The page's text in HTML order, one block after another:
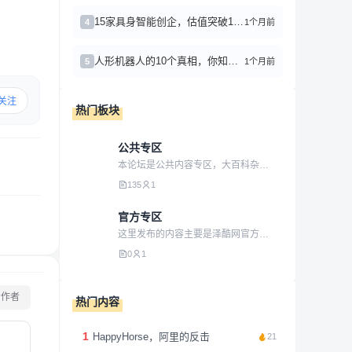
注
者
4 15家具身智能创企，估值突破100亿 1个月前
5 人形机器人的10个真相，你知道几个？ 1个月前
热门板块
公共专区
本论坛是公共内容专区，大百科杂货铺，总有你喜欢的！
135 1
官方专区
这里发布的内容主要是泽酷网官方动态信息，具有权威性！真实性！
0 1
热门内容
1 HappyHorse，阿里的反击 21